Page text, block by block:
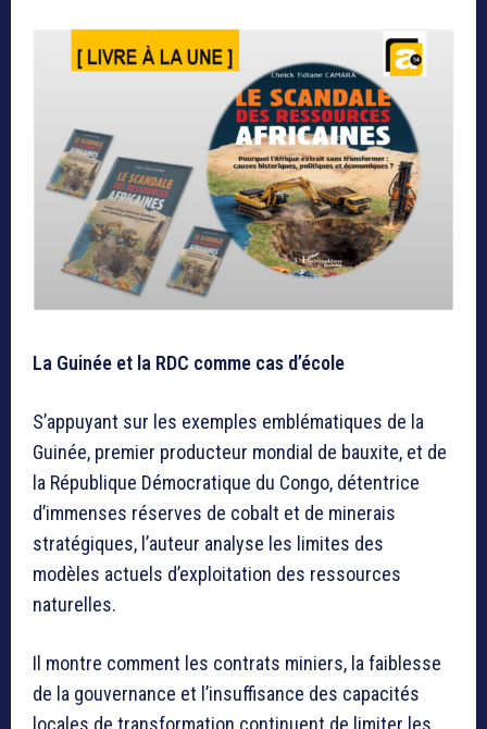
La Guinée et la RDC comme cas d’école
S’appuyant sur les exemples emblématiques de la
Guinée, premier producteur mondial de bauxite, et de
la République Démocratique du Congo, détentrice
d’immenses réserves de cobalt et de minerais
stratégiques, l’auteur analyse les limites des
modèles actuels d’exploitation des ressources
naturelles.
Il montre comment les contrats miniers, la faiblesse
de la gouvernance et l’insuffisance des capacités
locales de transformation continuent de limiter les